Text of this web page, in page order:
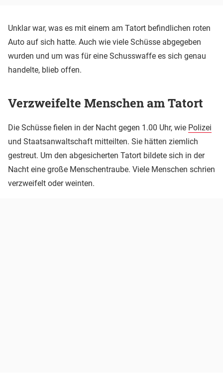
Unklar war, was es mit einem am Tatort befindlichen roten
Auto auf sich hatte. Auch wie viele Schüsse abgegeben
wurden und um was für eine Schusswaffe es sich genau
handelte, blieb offen.
Verzweifelte Menschen am Tatort
Die Schüsse fielen in der Nacht gegen 1.00 Uhr, wie Polizei
und Staatsanwaltschaft mitteilten. Sie hätten ziemlich
gestreut. Um den abgesicherten Tatort bildete sich in der
Nacht eine große Menschentraube. Viele Menschen schrien
verzweifelt oder weinten.